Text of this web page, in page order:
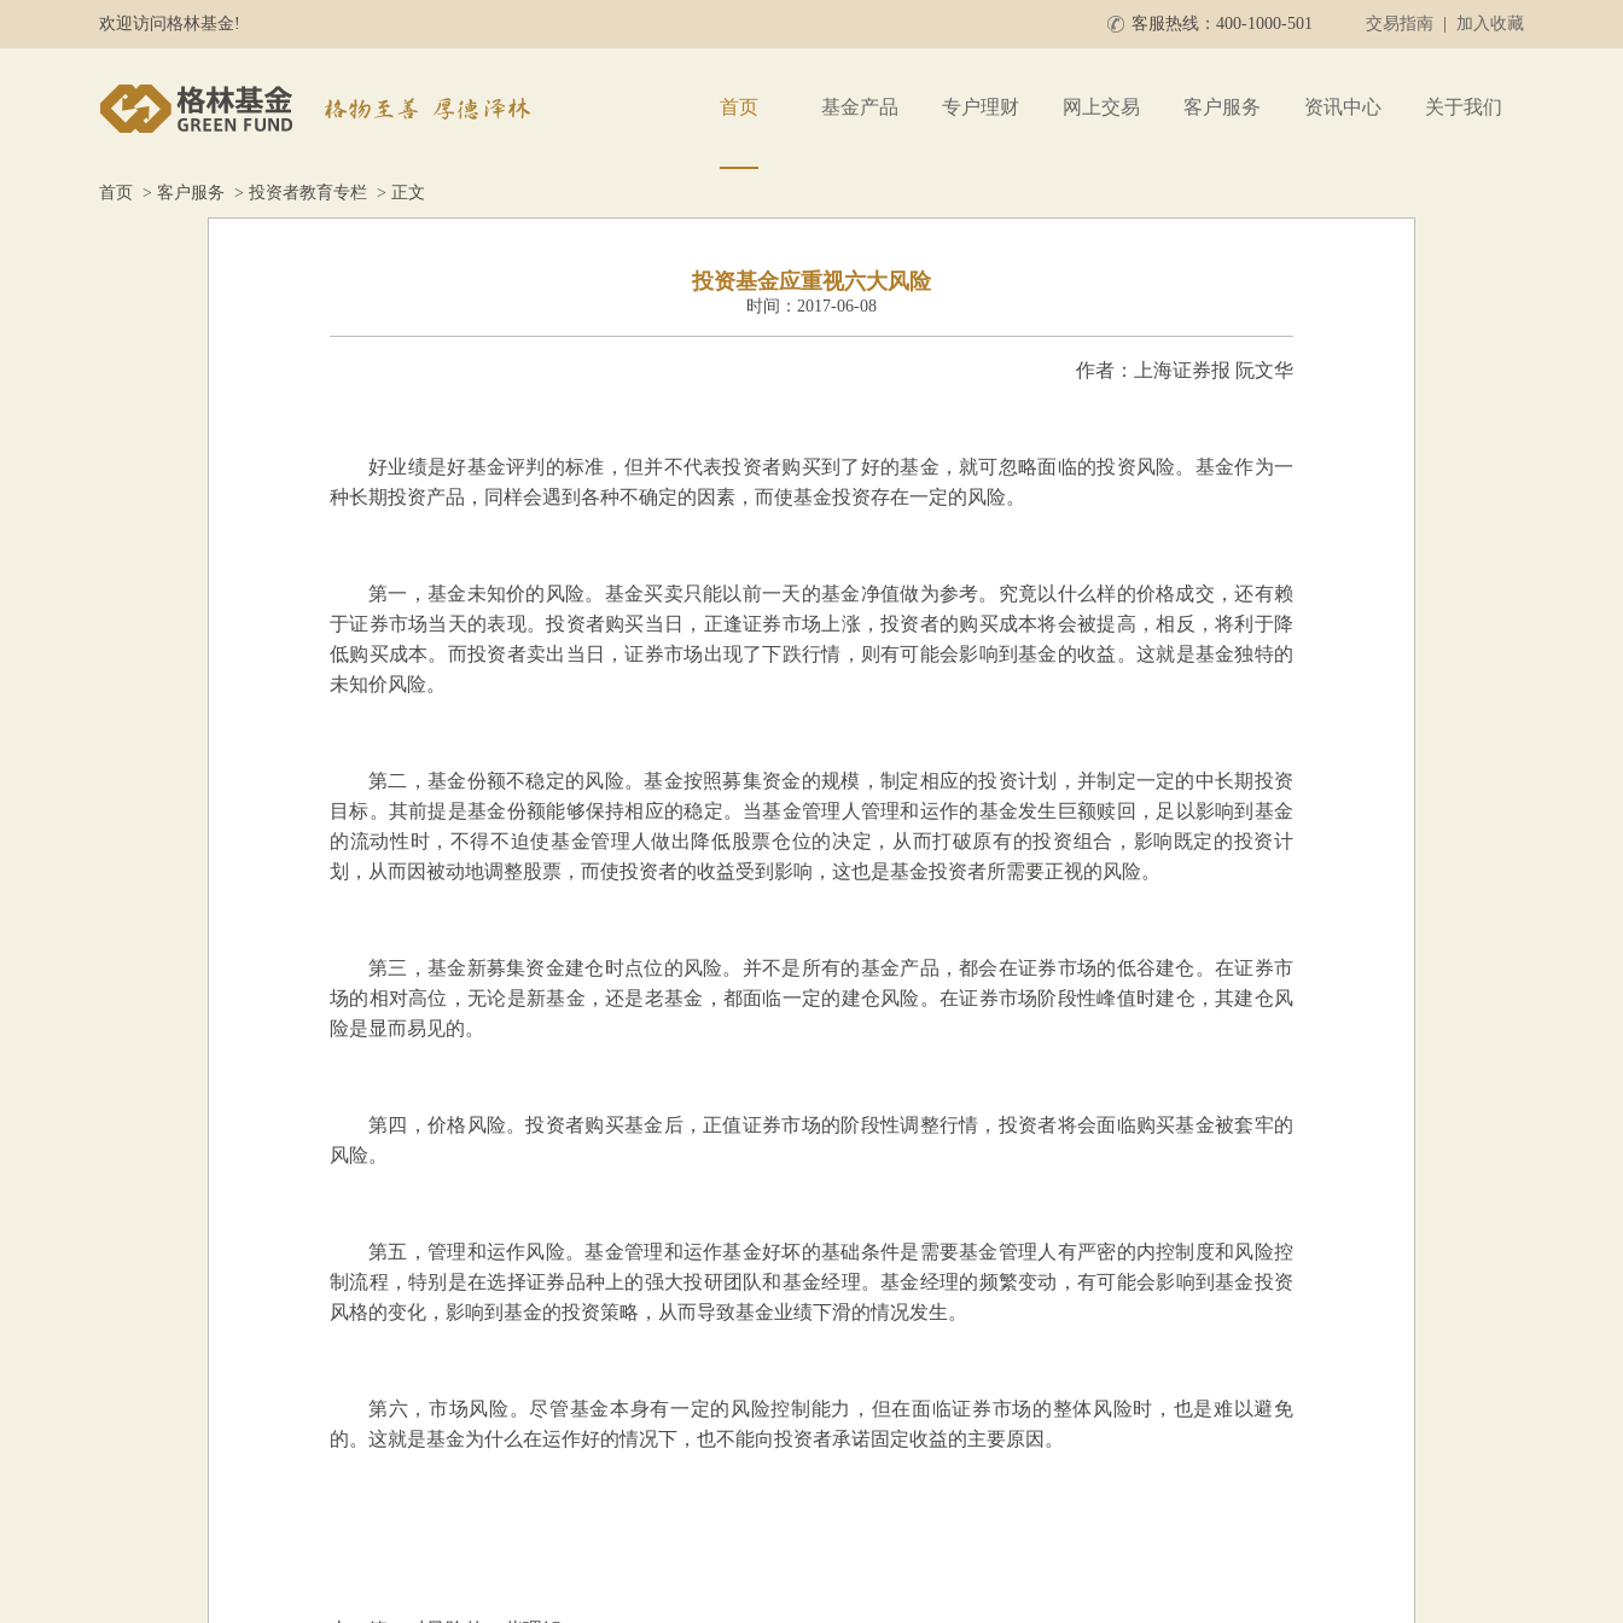
欢迎访问格林基金! 客服热线：400-1000-501 交易指南 加入收藏
首页 基金产品 专户理财 网上交易 客户服务 资讯中心 关于我们
首页 > 客户服务 > 投资者教育专栏 > 正文
投资基金应重视六大风险
时间：2017-06-08
作者：上海证券报 阮文华
好业绩是好基金评判的标准，但并不代表投资者购买到了好的基金，就可忽略面临的投资风险。基金作为一
种长期投资产品，同样会遇到各种不确定的因素，而使基金投资存在一定的风险。
第一，基金未知价的风险。基金买卖只能以前一天的基金净值做为参考。究竟以什么样的价格成交，还有赖
于证券市场当天的表现。投资者购买当日，正逢证券市场上涨，投资者的购买成本将会被提高，相反，将利于降
低购买成本。而投资者卖出当日，证券市场出现了下跌行情，则有可能会影响到基金的收益。这就是基金独特的
未知价风险。
第二，基金份额不稳定的风险。基金按照募集资金的规模，制定相应的投资计划，并制定一定的中长期投资
目标。其前提是基金份额能够保持相应的稳定。当基金管理人管理和运作的基金发生巨额赎回，足以影响到基金
的流动性时，不得不迫使基金管理人做出降低股票仓位的决定，从而打破原有的投资组合，影响既定的投资计
划，从而因被动地调整股票，而使投资者的收益受到影响，这也是基金投资者所需要正视的风险。
第三，基金新募集资金建仓时点位的风险。并不是所有的基金产品，都会在证券市场的低谷建仓。在证券市
场的相对高位，无论是新基金，还是老基金，都面临一定的建仓风险。在证券市场阶段性峰值时建仓，其建仓风
险是显而易见的。
第四，价格风险。投资者购买基金后，正值证券市场的阶段性调整行情，投资者将会面临购买基金被套牢的
风险。
第五，管理和运作风险。基金管理和运作基金好坏的基础条件是需要基金管理人有严密的内控制度和风险控
制流程，特别是在选择证券品种上的强大投研团队和基金经理。基金经理的频繁变动，有可能会影响到基金投资
风格的变化，影响到基金的投资策略，从而导致基金业绩下滑的情况发生。
第六，市场风险。尽管基金本身有一定的风险控制能力，但在面临证券市场的整体风险时，也是难以避免
的。这就是基金为什么在运作好的情况下，也不能向投资者承诺固定收益的主要原因。